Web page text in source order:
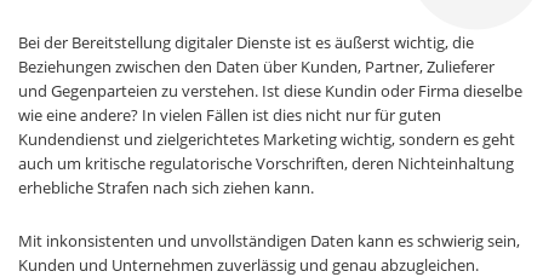
Bei der Bereitstellung digitaler Dienste ist es äußerst wichtig, die
Beziehungen zwischen den Daten über Kunden, Partner, Zulieferer
und Gegenparteien zu verstehen. Ist diese Kundin oder Firma dieselbe
wie eine andere? In vielen Fällen ist dies nicht nur für guten
Kundendienst und zielgerichtetes Marketing wichtig, sondern es geht
auch um kritische regulatorische Vorschriften, deren Nichteinhaltung
erhebliche Strafen nach sich ziehen kann.
Mit inkonsistenten und unvollständigen Daten kann es schwierig sein,
Kunden und Unternehmen zuverlässig und genau abzugleichen.